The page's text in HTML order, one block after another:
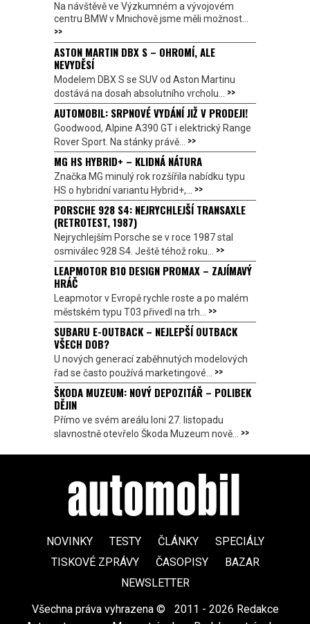
Na návštěvě ve Výzkumném a vývojovém
centru BMW v Mnichově jsme měli možnost...
>>
ASTON MARTIN DBX S – OHROMÍ, ALE
NEVYDĚSÍ
Modelem DBX S se SUV od Aston Martinu
dostává na dosah absolutního vrcholu... >>
AUTOMOBIL: SRPNOVÉ VYDÁNÍ JIŽ V PRODEJI!
Goodwood, Alpine A390 GT i elektrický Range
Rover Sport. Na stánky právě... >>
MG HS HYBRID+ – KLIDNÁ NÁTURA
Značka MG minulý rok rozšířila nabídku typu
HS o hybridní variantu Hybrid+,... >>
PORSCHE 928 S4: NEJRYCHLEJŠÍ TRANSAXLE
(RETROTEST, 1987)
Nejrychlejším Porsche se v roce 1987 stal
osmiválec 928 S4. Ještě téhož roku... >>
LEAPMOTOR B10 DESIGN PROMAX – ZAJÍMAVÝ
HRÁČ
Leapmotor v Evropě rychle roste a po malém
městském typu T03 přivedl na trh... >>
SUBARU E-OUTBACK – NEJLEPŠÍ OUTBACK
VŠECH DOB?
U nových generací zaběhnutých modelových
řad se často používá marketingové... >>
ŠKODA MUZEUM: NOVÝ DEPOZITÁŘ – POLIBEK
DĚJIN
Přímo ve svém areálu loni 27. listopadu
slavnostně otevřelo Škoda Muzeum nově... >>
NOVINKY TESTY ČLÁNKY
SPECIÁLY
TISKOVÉ ZPRÁVY
ČASOPISY
BAZAR
NEWSLETTER
Všechna práva vyhrazena ©
2011 - 2026 Redakce